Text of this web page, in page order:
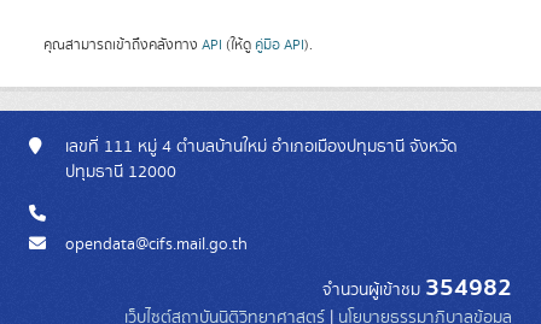
คุณสามารถเข้าถึงคลังทาง API (ให้ดู คู่มือ API).
เลขที่ 111 หมู่ 4 ตำบลบ้านใหม่ อำเภอเมืองปทุมธานี จังหวัด
ปทุมธานี 12000
opendata@cifs.mail.go.th
จำนวนผู้เข้าชม 354982
เว็บไซต์สถาบันนิติวิทยาศาสตร์ | นโยบายธรรมาภิบาลข้อมูล